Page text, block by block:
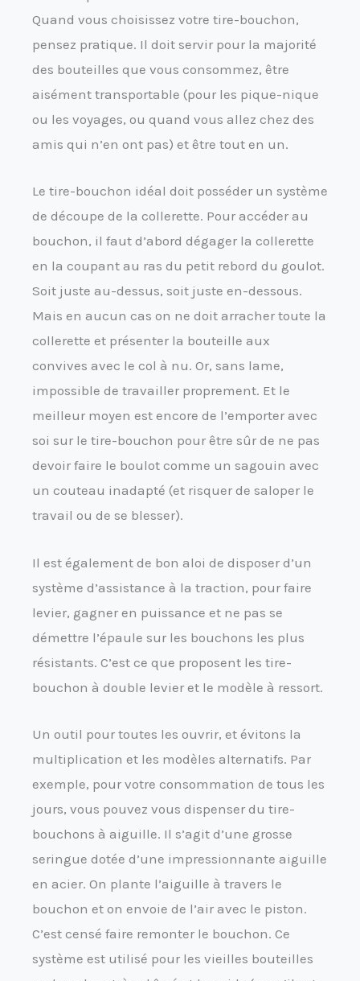
Quand vous choisissez votre tire-bouchon,
pensez pratique. Il doit servir pour la majorité
des bouteilles que vous consommez, être
aisément transportable (pour les pique-nique
ou les voyages, ou quand vous allez chez des
amis qui n’en ont pas) et être tout en un.
Le tire-bouchon idéal doit posséder un système
de découpe de la collerette. Pour accéder au
bouchon, il faut d’abord dégager la collerette
en la coupant au ras du petit rebord du goulot.
Soit juste au-dessus, soit juste en-dessous.
Mais en aucun cas on ne doit arracher toute la
collerette et présenter la bouteille aux
convives avec le col à nu. Or, sans lame,
impossible de travailler proprement. Et le
meilleur moyen est encore de l’emporter avec
soi sur le tire-bouchon pour être sûr de ne pas
devoir faire le boulot comme un sagouin avec
un couteau inadapté (et risquer de saloper le
travail ou de se blesser).
Il est également de bon aloi de disposer d’un
système d’assistance à la traction, pour faire
levier, gagner en puissance et ne pas se
démettre l’épaule sur les bouchons les plus
résistants. C’est ce que proposent les tire-
bouchon à double levier et le modèle à ressort.
Un outil pour toutes les ouvrir, et évitons la
multiplication et les modèles alternatifs. Par
exemple, pour votre consommation de tous les
jours, vous pouvez vous dispenser du tire-
bouchons à aiguille. Il s’agit d’une grosse
seringue dotée d’une impressionnante aiguille
en acier. On plante l’aiguille à travers le
bouchon et on envoie de l’air avec le piston.
C’est censé faire remonter le bouchon. Ce
système est utilisé pour les vieilles bouteilles